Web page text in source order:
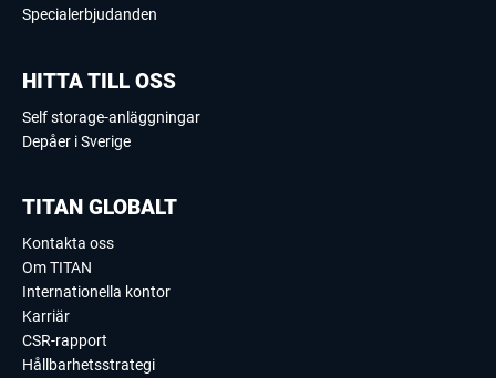
Specialerbjudanden
HITTA TILL OSS
Self storage-anläggningar
Depåer i Sverige
TITAN GLOBALT
Kontakta oss
Om TITAN
Internationella kontor
Karriär
CSR-rapport
Hållbarhetsstrategi